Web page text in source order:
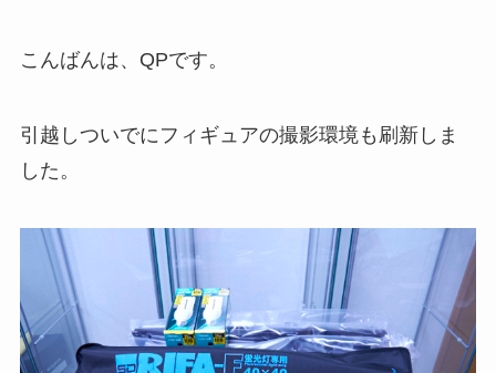
こんばんは、QPです。
引越しついでにフィギュアの撮影環境も刷新しま
した。